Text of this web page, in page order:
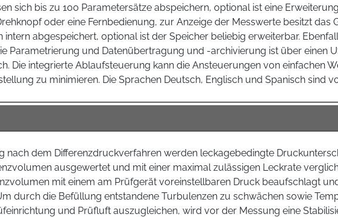
sich bis zu 100 Parametersätze abspeichern, optional ist eine
oder eine Fernbedienung, zur Anzeige der Messwerte besitzt das
abgespeichert, optional ist der Speicher beliebig erweiterbar.
Parametrierung und Datenübertragung und -archivierung ist über einen
Die integrierte Ablaufsteuerung kann die Ansteuerungen von einfachen
zu minimieren. Die Sprachen Deutsch, Englisch und Spanisch sind
nach dem Differenzdruckverfahren werden leckagebedingte
ausgewertet und mit einer maximal zulässigen Leckrate
mit einem am Prüfgerät voreinstellbaren Druck beaufschlagt
durch die Befüllung entstandene Turbulenzen zu schwächen sowie
und Prüfluft auszugleichen, wird vor der Messung eine